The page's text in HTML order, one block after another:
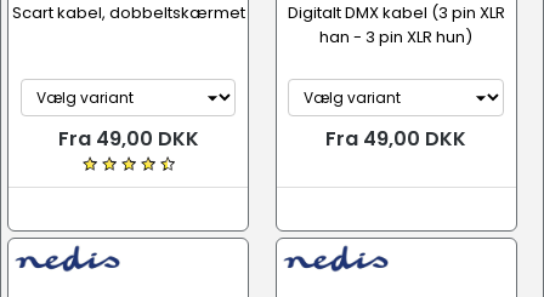
Scart kabel, dobbeltskærmet
Fra 49,00 DKK
Digitalt DMX kabel (3 pin XLR
han - 3 pin XLR hun)
Fra 49,00 DKK